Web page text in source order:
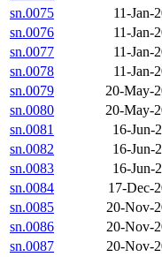
sn.0075
11-Jan-
sn.0076
11-Jan-
sn.0077
11-Jan-
sn.0078
11-Jan-
sn.0079
20-May-
sn.0080
20-May-
sn.0081
16-Jun-
sn.0082
16-Jun-
sn.0083
16-Jun-
sn.0084
17-Dec-
sn.0085
20-Nov-
sn.0086
20-Nov-
sn.0087
20-Nov-